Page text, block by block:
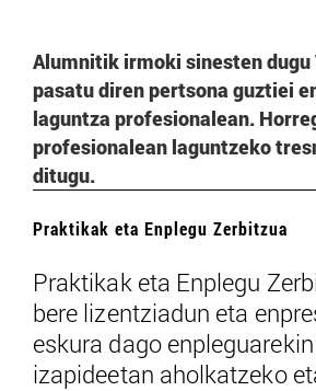
Alumnitik irmoki sinesten dugu
pasatu diren pertsona guztiei
laguntza profesionalean.
profesionalean laguntzeko
ditugu.
Praktikak eta Enplegu Zerbitzua
Praktikak eta Enplegu
bere lizentziadun eta
eskura dago
izapideetan aholkatzeko